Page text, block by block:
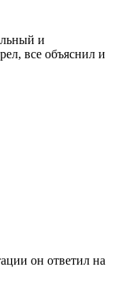
и
все объяснил и
он ответил на